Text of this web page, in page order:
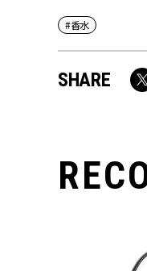
#香水
SHARE